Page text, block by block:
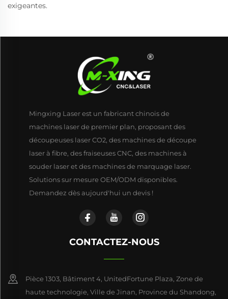
exigeantes.
Mingxing Laser est un fabricant chinois de
machines laser de premier plan, proposant des
découpeuses laser CO2, des machines de découpe
laser à fibre, des fraiseuses CNC, des machines à
souder laser et des machines de marquage laser.
Solutions sur mesure OEM/ODM disponibles.
Demandez dès aujourd'hui un devis !
CONTACTEZ-NOUS
Pièce 1303, Bâtiment 4, UnitedFortune Plaza, Zone de
haute technologie, Ville de Jinan, Province du Shandong,